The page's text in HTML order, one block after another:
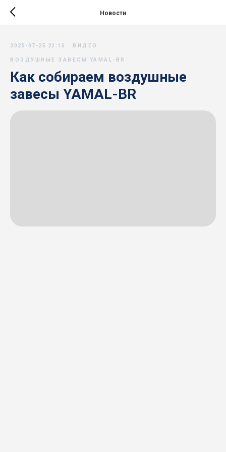
Новости
2025-07-25 23:15 ВИДЕО
ВОЗДУШНЫЕ ЗАВЕСЫ YAMAL-BR
Как собираем воздушные
завесы YAMAL-BR